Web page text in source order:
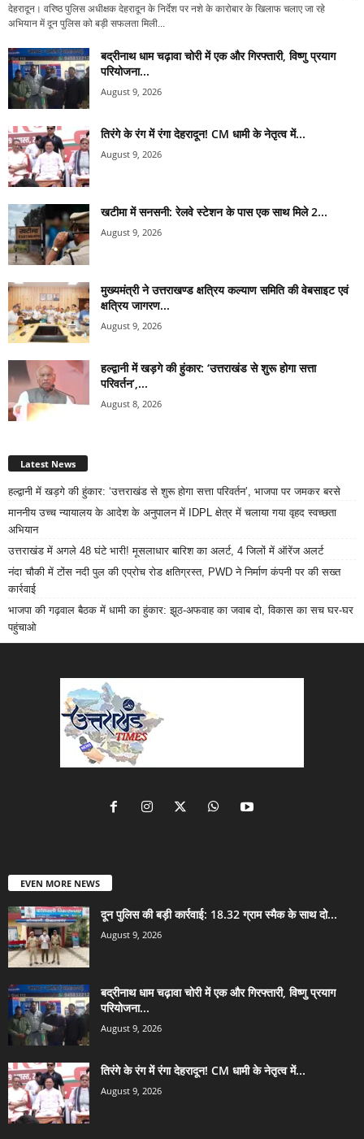
देहरादून। वरिष्ठ पुलिस अधीक्षक देहरादून के निर्देश पर नशे के कारोबार के खिलाफ चलाए जा रहे
अभियान में दून पुलिस को बड़ी सफलता मिली...
बद्रीनाथ धाम चढ़ावा चोरी में एक और गिरफ्तारी, विष्णु प्रयाग
परियोजना...
August 9, 2026
तिरंगे के रंग में रंगा देहरादून! CM धामी के नेतृत्व में...
August 9, 2026
खटीमा में सनसनी: रेलवे स्टेशन के पास एक साथ मिले 2...
August 9, 2026
मुख्यमंत्री ने उत्तराखण्ड क्षत्रिय कल्याण समिति की वेबसाइट एवं
क्षत्रिय जागरण...
August 9, 2026
हल्द्वानी में खड़गे की हुंकार: ‘उत्तराखंड से शुरू होगा सत्ता
परिवर्तन’,...
August 8, 2026
Latest News
हल्द्वानी में खड़गे की हुंकार: ‘उत्तराखंड से शुरू होगा सत्ता परिवर्तन’, भाजपा पर जमकर बरसे
माननीय उच्च न्यायालय के आदेश के अनुपालन में IDPL क्षेत्र में चलाया गया वृहद स्वच्छता
अभियान
उत्तराखंड में अगले 48 घंटे भारी! मूसलाधार बारिश का अलर्ट, 4 जिलों में ऑरेंज अलर्ट
नंदा चौकी में टोंस नदी पुल की एप्रोच रोड क्षतिग्रस्त, PWD ने निर्माण कंपनी पर की सख्त
कार्रवाई
भाजपा की गढ़वाल बैठक में धामी का हुंकार: झूठ-अफवाह का जवाब दो, विकास का सच घर-घर
पहुंचाओ
EVEN MORE NEWS
दून पुलिस की बड़ी कार्रवाई: 18.32 ग्राम स्मैक के साथ दो...
August 9, 2026
बद्रीनाथ धाम चढ़ावा चोरी में एक और गिरफ्तारी, विष्णु प्रयाग
परियोजना...
August 9, 2026
तिरंगे के रंग में रंगा देहरादून! CM धामी के नेतृत्व में...
August 9, 2026